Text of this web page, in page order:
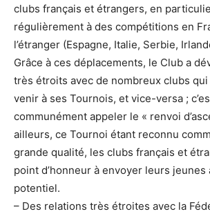
clubs français et étrangers, en
régulièrement à des compétitions en
l’étranger (Espagne, Italie, Serbie,
Grâce à ces déplacements, le Club a
très étroits avec de nombreux clubs qui
venir à ses Tournois, et vice-versa ;
communément appeler le « renvoi
ailleurs, ce Tournoi étant reconnu
grande qualité, les clubs français et
point d’honneur à envoyer leurs
potentiel.
– Des relations très étroites avec la